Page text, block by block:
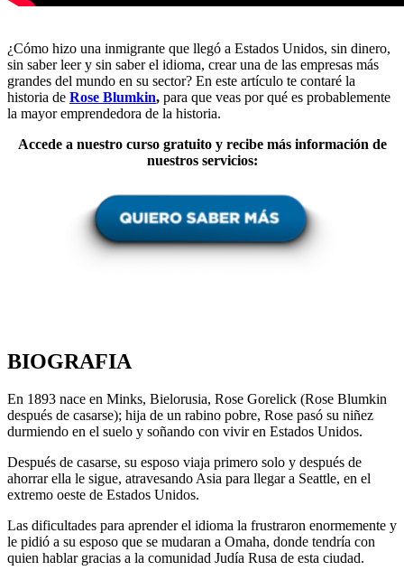
¿Cómo hizo una inmigrante que llegó a Estados Unidos, sin dinero,
sin saber leer y sin saber el idioma, crear una de las empresas más
grandes del mundo en su sector? En este artículo te contaré la
historia de Rose Blumkin, para que veas por qué es probablemente
la mayor emprendedora de la historia.
Accede a nuestro curso gratuito y recibe más información de
nuestros servicios:
BIOGRAFIA
En 1893 nace en Minks, Bielorusia, Rose Gorelick (Rose Blumkin
después de casarse); hija de un rabino pobre, Rose pasó su niñez
durmiendo en el suelo y soñando con vivir en Estados Unidos.
Después de casarse, su esposo viaja primero solo y después de
ahorrar ella le sigue, atravesando Asia para llegar a Seattle, en el
extremo oeste de Estados Unidos.
Las dificultades para aprender el idioma la frustraron enormemente y
le pidió a su esposo que se mudaran a Omaha, donde tendría con
quien hablar gracias a la comunidad Judía Rusa de esta ciudad.